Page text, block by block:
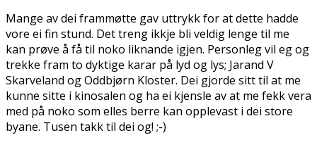
Mange av dei frammøtte gav uttrykk for at dette hadde
vore ei fin stund. Det treng ikkje bli veldig lenge til me
kan prøve å få til noko liknande igjen. Personleg vil eg og
trekke fram to dyktige karar på lyd og lys; Jarand V
Skarveland og Oddbjørn Kloster. Dei gjorde sitt til at me
kunne sitte i kinosalen og ha ei kjensle av at me fekk vera
med på noko som elles berre kan opplevast i dei store
byane. Tusen takk til dei og! ;-)